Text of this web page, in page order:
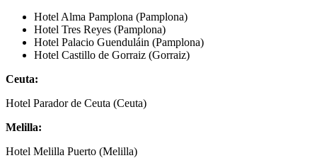
Hotel Alma Pamplona (Pamplona)
Hotel Tres Reyes (Pamplona)
Hotel Palacio Guenduláin (Pamplona)
Hotel Castillo de Gorraiz (Gorraiz)
Ceuta:
Hotel Parador de Ceuta (Ceuta)
Melilla:
Hotel Melilla Puerto (Melilla)